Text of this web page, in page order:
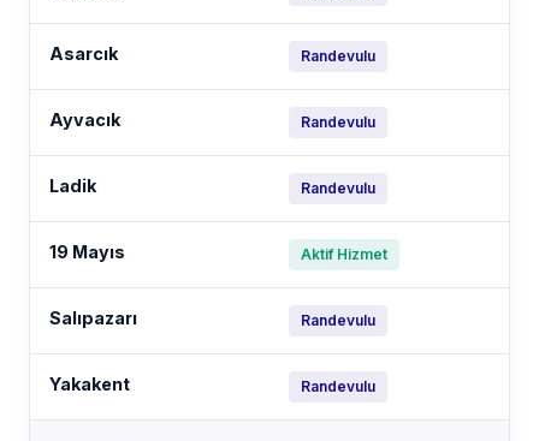
Asarcık Randevulu
Ayvacık Randevulu
Ladik Randevulu
19 Mayıs Aktif Hizmet
Salıpazarı Randevulu
Yakakent Randevulu